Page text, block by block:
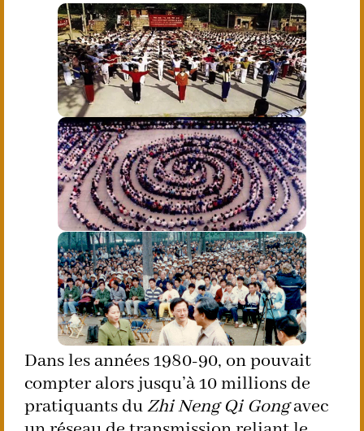
Dans les années 1980-90, on pouvait
compter alors jusqu’à 10 millions de
pratiquants duZhi Neng Qi Gongavec